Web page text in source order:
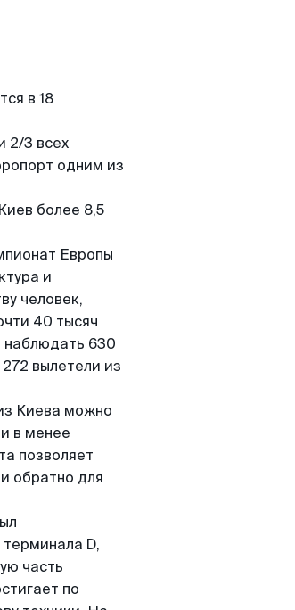
в 18
2/3 всех
одним из
более 8,5
Европы
и
человек,
40 тысяч
наблюдать 630
вылетели из
Киева можно
в менее
позволяет
обратно для
D,
часть
по